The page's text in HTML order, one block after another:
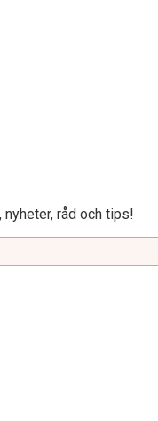
nyheter, råd och tips!